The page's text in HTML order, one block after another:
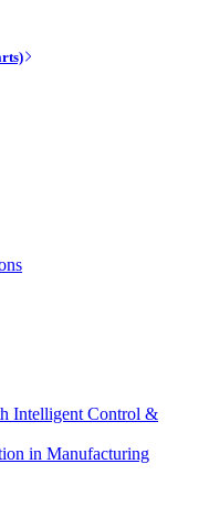
Intelligent Control &
in Manufacturing